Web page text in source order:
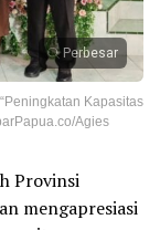
Perbesar
Kapasitas
Agies
Provinsi
mengapresiasi